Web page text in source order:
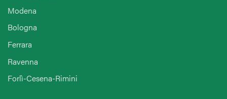
Modena
Bologna
Ferrara
Ravenna
Forlì-Cesena-Rimini